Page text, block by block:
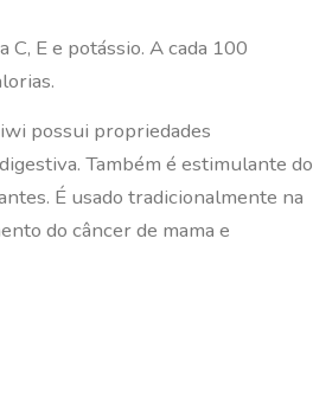
E e potássio. A cada 100
possui propriedades
Também é estimulante do
É usado tradicionalmente na
do câncer de mama e